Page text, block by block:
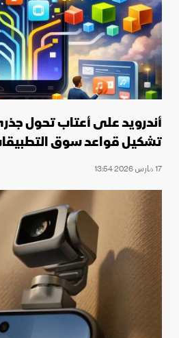
أندرويد على أعتاب تحول
تشكيل قواعد سوق
17 مارس 2026 13:54